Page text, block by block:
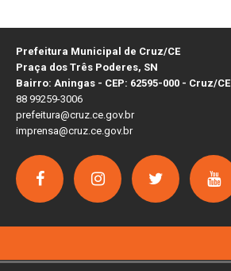
Prefeitura Municipal de Cruz/CE
Praça dos Três Poderes, SN
Bairro: Aningas - CEP: 62595-000 - Cruz/CE
88 99259-3006
prefeitura@cruz.ce.gov.br
imprensa@cruz.ce.gov.br